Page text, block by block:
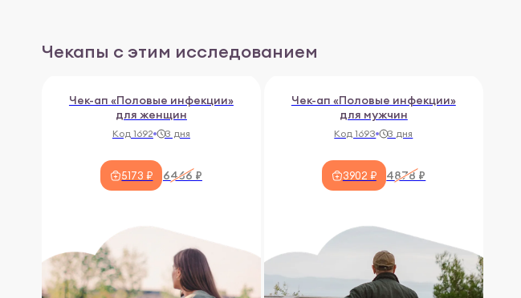
Чекапы с этим исследованием
Чек-ап «Половые инфекции»
для женщин
Код 1692 3 дня
5173 ₽ 6466 ₽
Чек-ап «Половые инфекции»
для мужчин
Код 1693 3 дня
3902 ₽ 4878 ₽